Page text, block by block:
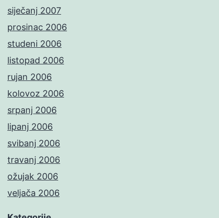
siječanj 2007
prosinac 2006
studeni 2006
listopad 2006
rujan 2006
kolovoz 2006
srpanj 2006
lipanj 2006
svibanj 2006
travanj 2006
ožujak 2006
veljača 2006